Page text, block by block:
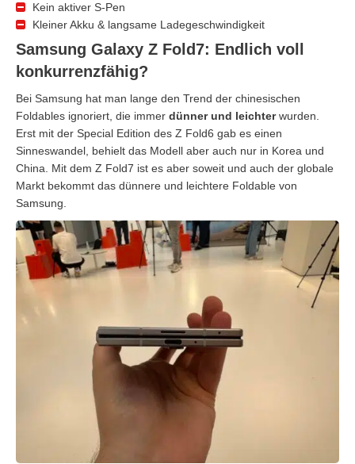
Kein aktiver S-Pen
Kleiner Akku & langsame Ladegeschwindigkeit
Samsung Galaxy Z Fold7: Endlich voll
konkurrenzfähig?
Bei Samsung hat man lange den Trend der chinesischen
Foldables ignoriert, die immer dünner und leichterwurden.
Erst mit der Special Edition des Z Fold6 gab es einen
Sinneswandel, behielt das Modell aber auch nur in Korea und
China. Mit dem Z Fold7 ist es aber soweit und auch der globale
Markt bekommt das dünnere und leichtere Foldable von
Samsung.